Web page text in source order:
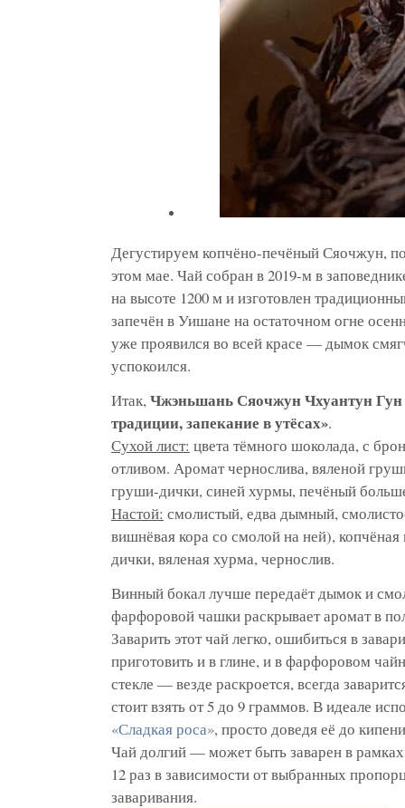
Дегустируем копчёно-печёный Сяочжун,
этом мае. Чай собран в 2019-м в
на высоте 1200 м и изготовлен
запечён в Уишане на остаточном огне
уже проявился во всей красе — дымок
успокоился.
Итак, Чжэньшань Сяочжун Чхуантун
традиции, запекание в утёсах».
Сухой лист: цвета тёмного шоколада, с
отливом. Аромат чернослива, вяленой
груши-дички, синей хурмы, печёный
Настой: смолистый, едва дымный,
вишнёвая кора со смолой на ней),
дички, вяленая хурма, чернослив.
Винный бокал лучше передаёт дымок и
фарфоровой чашки раскрывает аромат в
Заварить этот чай легко, ошибиться в
приготовить и в глине, и в фарфоровом
стекле — везде раскроется, всегда
стоит взять от 5 до 9 граммов. В идеале
«Сладкая роса», просто доведя её до
Чай долгий — может быть заварен в
12 раз в зависимости от выбранных
заваривания.